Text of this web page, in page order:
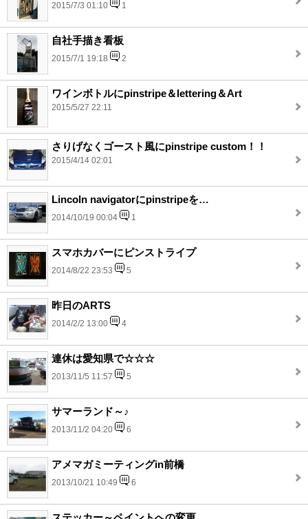
2015/7/3 01:10 1
自社手描き看板
2015/7/1 19:18 2
ワインボトルにpinstripe＆lettering＆Art
2015/5/27 22:11
さりげなくゴースト風にpinstripe custom！！
2015/4/14 02:01
Lincoln navigatorにpinstripeを…
2014/10/19 00:04 1
スマホカバーにピンストライプ
2014/8/22 23:53 5
昨日のARTS
2014/2/2 13:00 4
連休は愛知県で☆☆☆
2013/11/5 11:57 5
サマーランド～♪
2013/11/2 04:20 6
アメマガミーティングin前橋
2013/10/21 10:49 6